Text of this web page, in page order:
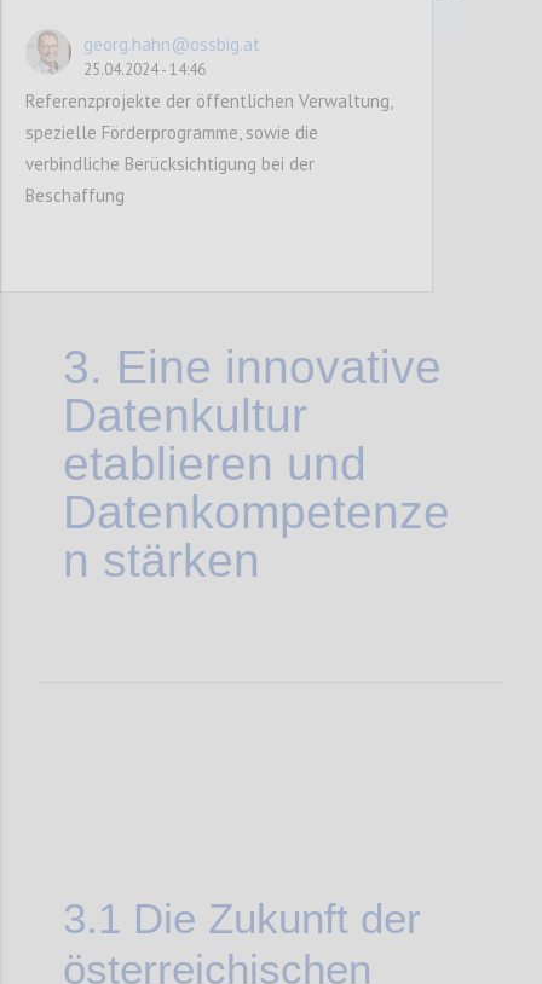
3. Eine innovative
Datenkultur
etablieren und
Datenkompetenze
n stärken
3.1 Die Zukunft der
österreichischen
georg.hahn@ossbig.at
25.04.2024 - 14:46
Referenzprojekte der öffentlichen Verwaltung,
spezielle Förderprogramme, sowie die
verbindliche Berücksichtigung bei der
Beschaffung